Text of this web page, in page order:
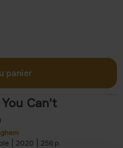
panier
Can't
2020 256